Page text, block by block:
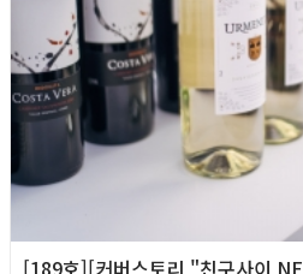
[189호][커버스토리 "친구사이